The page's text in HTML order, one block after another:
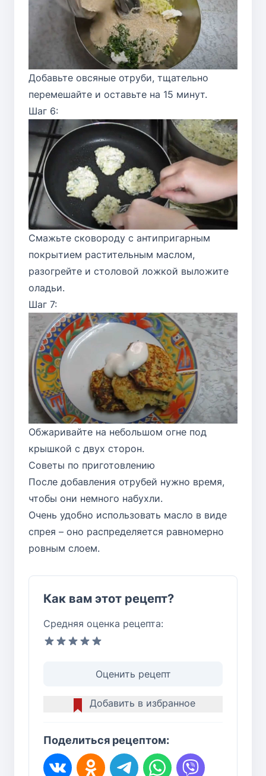
Добавьте овсяные отруби, тщательно
перемешайте и оставьте на 15 минут.
Шаг 6:
Смажьте сковороду с антипригарным
покрытием растительным маслом,
разогрейте и столовой ложкой выложите
оладьи.
Шаг 7:
Обжаривайте на небольшом огне под
крышкой с двух сторон.
Советы по приготовлению
После добавления отрубей нужно время,
чтобы они немного набухли.
Очень удобно использовать масло в виде
спрея – оно распределяется равномерно
ровным слоем.
Как вам этот рецепт?
Средняя оценка рецепта:
Оценить рецепт
Добавить в избранное
Поделиться рецептом: